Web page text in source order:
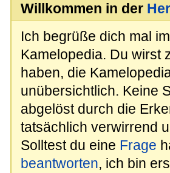
Willkommen in der
Ich begrüße dich mal
Kamelopedia. Du wirst
haben, die
unübersichtlich. Keine
abgelöst durch die
tatsächlich verwirrend
Solltest du eine Frage
beantworten, ich bin